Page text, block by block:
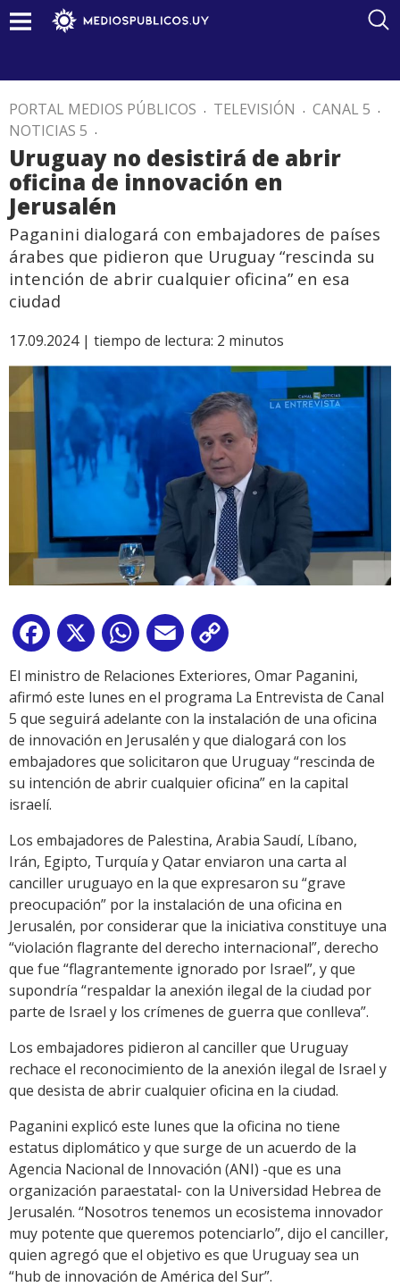
PORTAL MEDIOS PÚBLICOS . TELEVISIÓN . CANAL 5 .
NOTICIAS 5 .
Uruguay no desistirá de abrir
oficina de innovación en
Jerusalén
Paganini dialogará con embajadores de países
árabes que pidieron que Uruguay “rescinda su
intención de abrir cualquier oficina” en esa
ciudad
17.09.2024 | tiempo de lectura: 2 minutos
Facebook
X WhatsApp
Email
Link
El ministro de Relaciones Exteriores, Omar Paganini,
afirmó este lunes en el programa La Entrevista de Canal
5 que seguirá adelante con la instalación de una oficina
de innovación en Jerusalén y que dialogará con los
embajadores que solicitaron que Uruguay “rescinda de
su intención de abrir cualquier oficina” en la capital
israelí.
Los embajadores de Palestina, Arabia Saudí, Líbano,
Irán, Egipto, Turquía y Qatar enviaron una carta al
canciller uruguayo en la que expresaron su “grave
preocupación” por la instalación de una oficina en
Jerusalén, por considerar que la iniciativa constituye una
“violación flagrante del derecho internacional”, derecho
que fue “flagrantemente ignorado por Israel”, y que
supondría “respaldar la anexión ilegal de la ciudad por
parte de Israel y los crímenes de guerra que conlleva”.
Los embajadores pidieron al canciller que Uruguay
rechace el reconocimiento de la anexión ilegal de Israel y
que desista de abrir cualquier oficina en la ciudad.
Paganini explicó este lunes que la oficina no tiene
estatus diplomático y que surge de un acuerdo de la
Agencia Nacional de Innovación (ANI) -que es una
organización paraestatal- con la Universidad Hebrea de
Jerusalén. “Nosotros tenemos un ecosistema innovador
muy potente que queremos potenciarlo”, dijo el canciller,
quien agregó que el objetivo es que Uruguay sea un
“hub de innovación de América del Sur”.